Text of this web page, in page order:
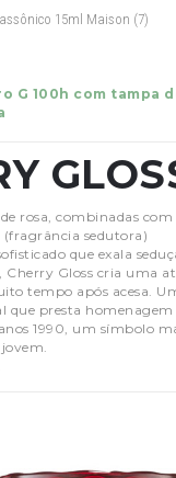
15ml Maison (7)
G 100h com tampa
rosa, combinadas
sedutora)
que exala
Cherry Gloss cria uma
tempo após acesa.
que presta
1990, um símbolo